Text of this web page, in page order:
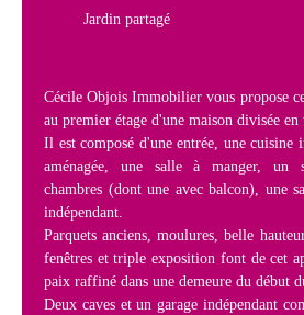
Jardin partagé
Cécile Objois Immobilier vous propose
au premier étage d'une maison divisée en
Il est composé d'une entrée, une cuisine
aménagée, une salle à manger, un
chambres (dont une avec balcon), une
indépendant.
Parquets anciens, moulures, belle
fenêtres et triple exposition font de cet
paix raffiné dans une demeure du début
Deux caves et un garage indépendant